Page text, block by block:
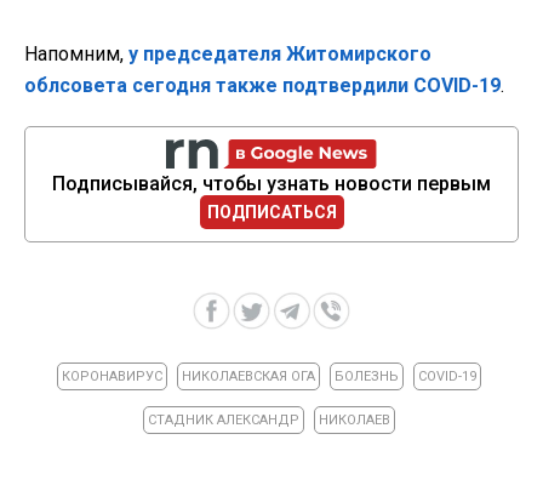
Напомним, у председателя Житомирского
облсовета сегодня также подтвердили COVID-19.
Подписывайся, чтобы узнать новости первым
ПОДПИСАТЬСЯ
КОРОНАВИРУС НИКОЛАЕВСКАЯ ОГА БОЛЕЗНЬ COVID-19
СТАДНИК АЛЕКСАНДР НИКОЛАЕВ